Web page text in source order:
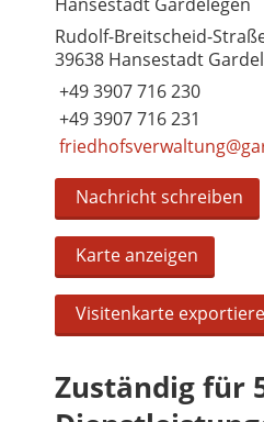
Rudolf-Breitscheid-
39638 Hansestadt
+49 3907 716 230
+49 3907 716 231
Nachricht schreiben
Karte anzeigen
Visitenkarte
Zuständig für